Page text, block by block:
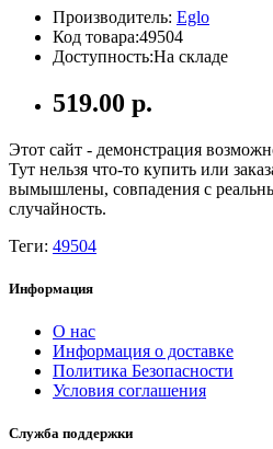
Производитель: Eglo
Код товара:49504
Доступность:На складе
519.00 р.
Этот сайт - демонстрация
Тут нельзя что-то купить или
вымышлены, совпадения с
случайность.
Теги: 49504
Информация
О нас
Информация о доставке
Политика Безопасности
Условия соглашения
Служба поддержки